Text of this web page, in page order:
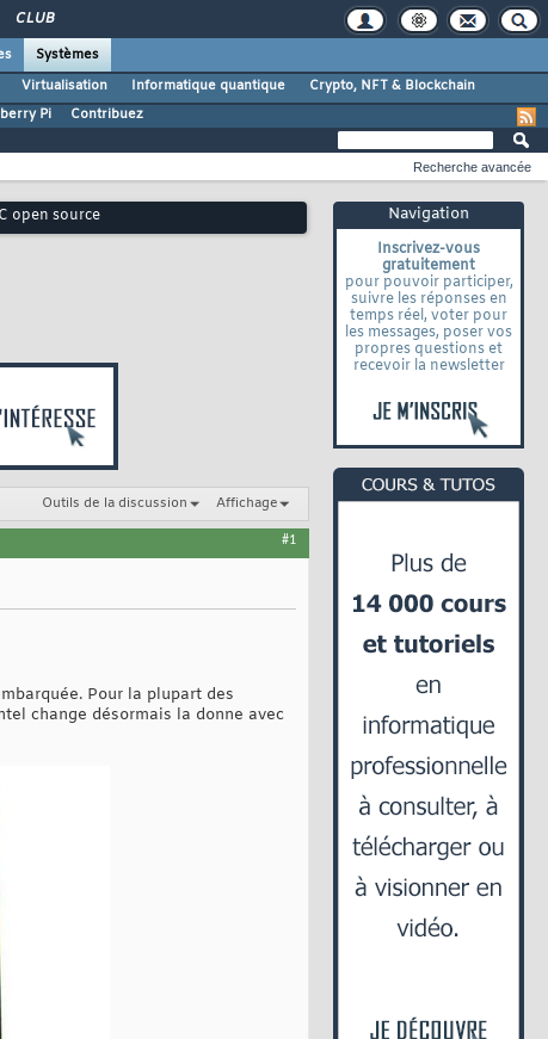
CLUB
Systèmes
Virtualisation Informatique quantique
Crypto, NFT & Blockchain
Pi Contribuez
Navigation
Inscrivez-vous
gratuitement
pour pouvoir participer,
suivre les réponses en
temps réel, voter pour
les messages, poser vos
propres questions et
recevoir la newsletter
Recherche avancée
open source
Outils de la discussion Affichage
#1
Pour la plupart des
change désormais la donne avec